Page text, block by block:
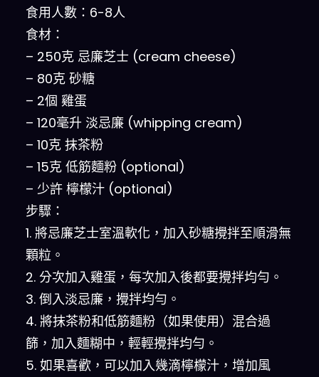
食用人數：6-8人
食材：
– 250克 忌廉芝士 (cream cheese)
– 80克 砂糖
– 2個 雞蛋
– 120毫升 淡忌廉 (whipping cream)
– 10克 抹茶粉
– 15克 低筋麵粉 (optional)
– 少許 檸檬汁 (optional)
步驟：
1. 將忌廉芝士室溫軟化，加入砂糖攪拌至順滑無
顆粒。
2. 分次加入雞蛋，每次加入後都要攪拌均勻。
3. 倒入淡忌廉，攪拌均勻。
4. 將抹茶粉和低筋麵粉（如果使用）混合過
篩，加入麵糊中，輕輕攪拌均勻。
5. 如果喜歡，可以加入幾滴檸檬汁，增加風